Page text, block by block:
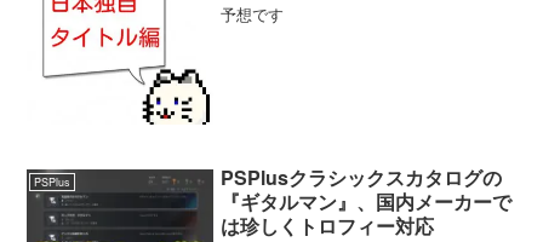
予想です
PSPlus
PSPlusクラシックスカタログの
『ギタルマン』、国内メーカーで
は珍しくトロフィー対応